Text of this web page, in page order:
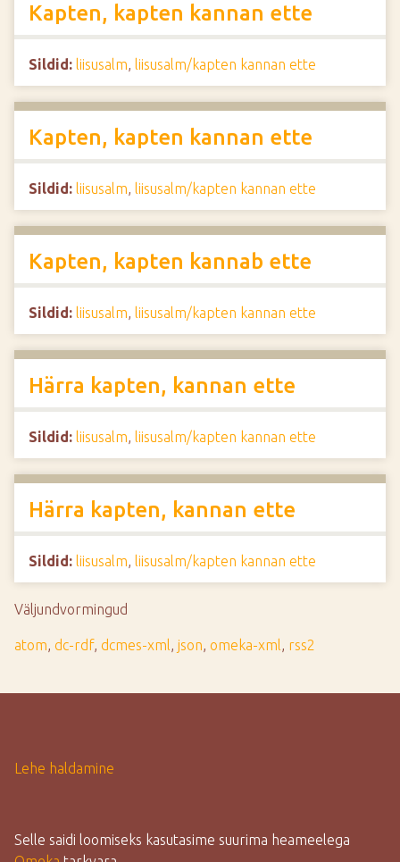
Kapten, kapten kannan ette
Sildid: liisusalm, liisusalm/kapten kannan ette
Kapten, kapten kannan ette
Sildid: liisusalm, liisusalm/kapten kannan ette
Kapten, kapten kannab ette
Sildid: liisusalm, liisusalm/kapten kannan ette
Härra kapten, kannan ette
Sildid: liisusalm, liisusalm/kapten kannan ette
Härra kapten, kannan ette
Sildid: liisusalm, liisusalm/kapten kannan ette
Väljundvormingud
atom, dc-rdf, dcmes-xml, json, omeka-xml, rss2
Lehe haldamine
Selle saidi loomiseks kasutasime suurima heameelega